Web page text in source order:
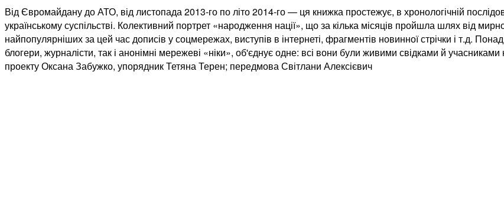
Від Євромайдану до АТО, від листопада 2013-го по літо 2014-го — ця книжка простежує, в хронологічній
українському суспільстві. Колективний портрет «народження нації», що за кілька місяців пройшла шлях від
найпопулярніших за цей час дописів у соцмережах, виступів в інтернеті, фрагментів новинної стрічки і т.д.
блогери, журналісти, так і анонімні мережеві «ніки», об'єднує одне: всі вони були живими свідками й учасниками
проекту Оксана Забужко, упорядник Тетяна Терен; передмова Світлани Алексієвич